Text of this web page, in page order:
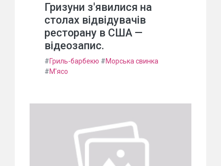
Гризуни з'явилися на
столах відвідувачів
ресторану в США —
відеозапис.
#Гриль-барбекю #Морська свинка
#М'ясо